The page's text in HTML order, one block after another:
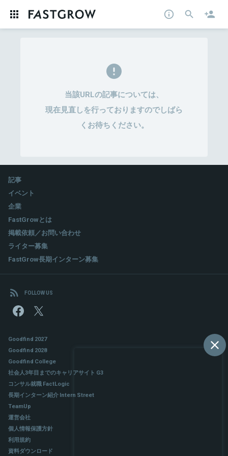
当該URLの記事については、
現在見直しを行っておりますのでしばら
くお待ちください。
記事
イベント
企業
FastGrowとは
掲載依頼／お問い合わせ
ライター募集
FastGrow長期インターン募集
FOLLOW US
Goodfind 2027
Goodfind 2028
Goodfind College
社会人3年目までのキャリアサイト G3
コンサル就職 FactLogic
長期インターン紹介 Intern Street
TeamUp
運営会社
個人情報保護方針
利用規約
資料ダウンロード